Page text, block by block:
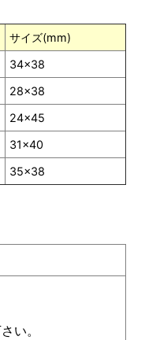
サイズ(mm)
34×38
28×38
24×45
31×40
35×38
い。